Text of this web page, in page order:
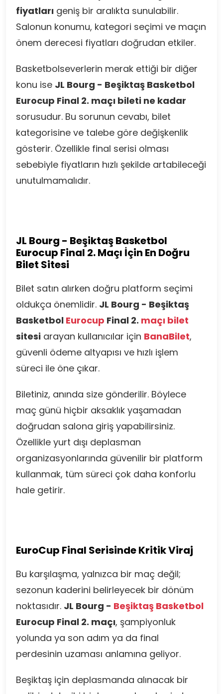
fiyatları geniş bir aralıkta sunulabilir.
Salonun konumu, kategori seçimi ve maçın
önem derecesi fiyatları doğrudan etkiler.
Basketbolseverlerin merak ettiği bir diğer
konu ise JL Bourg - Beşiktaş Basketbol
Eurocup Final 2. maçı bileti ne kadar
sorusudur. Bu sorunun cevabı, bilet
kategorisine ve talebe göre değişkenlik
gösterir. Özellikle final serisi olması
sebebiyle fiyatların hızlı şekilde artabileceği
unutulmamalıdır.
JL Bourg - Beşiktaş Basketbol
Eurocup Final 2. Maçı İçin En Doğru
Bilet Sitesi
Bilet satın alırken doğru platform seçimi
oldukça önemlidir. JL Bourg - Beşiktaş
Basketbol Eurocup Final 2. maçı bilet
sitesi arayan kullanıcılar için BanaBilet,
güvenli ödeme altyapısı ve hızlı işlem
süreci ile öne çıkar.
Biletiniz, anında size gönderilir. Böylece
maç günü hiçbir aksaklık yaşamadan
doğrudan salona giriş yapabilirsiniz.
Özellikle yurt dışı deplasman
organizasyonlarında güvenilir bir platform
kullanmak, tüm süreci çok daha konforlu
hale getirir.
EuroCup Final Serisinde Kritik Viraj
Bu karşılaşma, yalnızca bir maç değil;
sezonun kaderini belirleyecek bir dönüm
noktasıdır. JL Bourg - Beşiktaş Basketbol
Eurocup Final 2. maçı, şampiyonluk
yolunda ya son adım ya da final
perdesinin uzaması anlamına geliyor.
Beşiktaş için deplasmanda alınacak bir